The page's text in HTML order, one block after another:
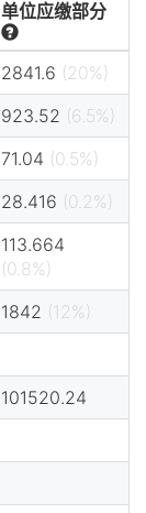
单位应缴部分
2841.6 (20%)
923.52 (6.5%)
71.04 (0.5%)
28.416 (0.2%)
113.664
(0.8%)
1842 (12%)
101520.24